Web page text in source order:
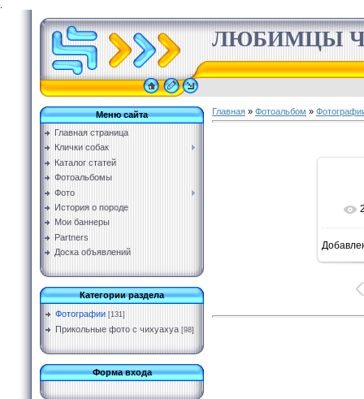
ЛЮБИМЦЫ
Меню сайта
Главная страница
Клички собак
Каталог статей
Фотоальбомы
Фото
История о породе
Мои баннеры
Partners
Доска объявлений
Категории раздела
Фотографии [131]
Прикольные фото с чихуахуа [98]
Форма входа
Главная » Фотоальбом »